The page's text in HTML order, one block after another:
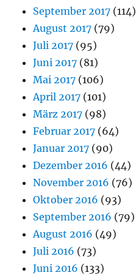
September 2017 (114)
August 2017 (79)
Juli 2017 (95)
Juni 2017 (81)
Mai 2017 (106)
April 2017 (101)
März 2017 (98)
Februar 2017 (64)
Januar 2017 (90)
Dezember 2016 (44)
November 2016 (76)
Oktober 2016 (93)
September 2016 (79)
August 2016 (49)
Juli 2016 (73)
Juni 2016 (133)